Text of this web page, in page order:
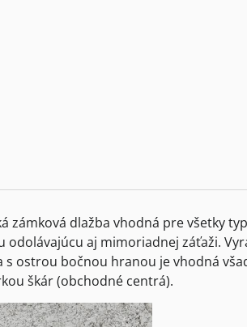
zámková dlažba vhodná pre všetky
odolávajúcu aj mimoriadnej záťaži.
s ostrou bočnou hranou je vhodná
škár (obchodné centrá).